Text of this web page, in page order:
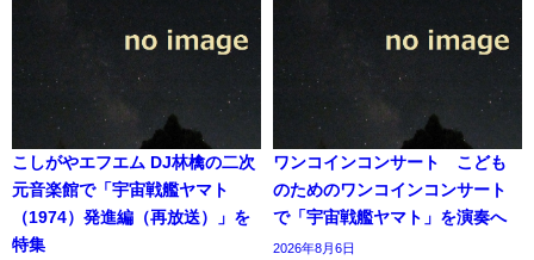
こしがやエフエム DJ林檎の二次
元音楽館で「宇宙戦艦ヤマト
（1974）発進編（再放送）」を
特集
ワンコインコンサート こども
のためのワンコインコンサート
で「宇宙戦艦ヤマト」を演奏へ
2026年8月6日